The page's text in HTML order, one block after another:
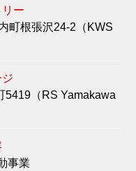
ー
町根張沢24-2（KWS
5419（RS Yamakawa
事業